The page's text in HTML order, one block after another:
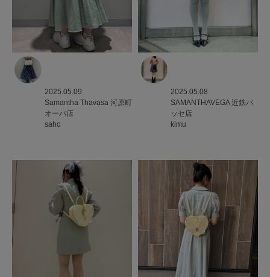
2025.05.09
Samantha Thavasa 河原町
オーパ店
saho
2025.05.08
SAMANTHAVEGA 近鉄パ
ッセ店
kimu